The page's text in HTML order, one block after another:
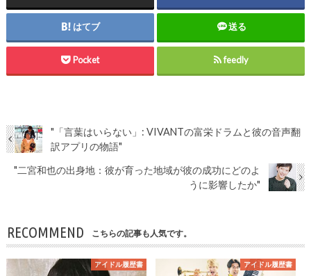
はてブ 送る
Pocket feedly
"「言葉はいらない」: VIVANTの富栄ドラムと彼の音声翻
訳アプリの物語"
"二宮和也の出身地：彼が育った地域が彼の成功にどのよ
うに影響したか"
RECOMMEND こちらの記事も人気です。
アイドル履歴書 アイドル履歴書